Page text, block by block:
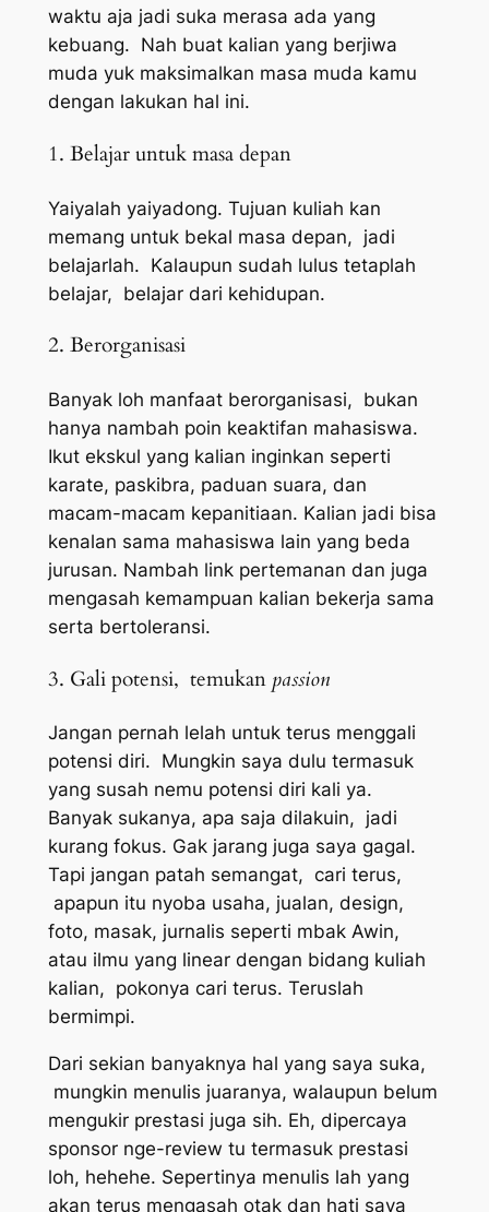
waktu aja jadi suka merasa ada yang
kebuang. Nah buat kalian yang berjiwa
muda yuk maksimalkan masa muda kamu
dengan lakukan hal ini.
1. Belajar untuk masa depan
Yaiyalah yaiyadong. Tujuan kuliah kan
memang untuk bekal masa depan, jadi
belajarlah. Kalaupun sudah lulus tetaplah
belajar, belajar dari kehidupan.
2. Berorganisasi
Banyak loh manfaat berorganisasi, bukan
hanya nambah poin keaktifan mahasiswa.
Ikut ekskul yang kalian inginkan seperti
karate, paskibra, paduan suara, dan
macam-macam kepanitiaan. Kalian jadi bisa
kenalan sama mahasiswa lain yang beda
jurusan. Nambah linkpertemanan dan juga
mengasah kemampuan kalian bekerja sama
serta bertoleransi.
3. Gali potensi, temukan passion
Jangan pernah lelah untuk terus menggali
potensi diri. Mungkin saya dulu termasuk
yang susah nemu potensi diri kali ya.
Banyak sukanya, apa saja dilakuin, jadi
kurang fokus. Gak jarang juga saya gagal.
Tapi jangan patah semangat, cari terus,
apapun itu nyoba usaha, jualan, design,
foto, masak, jurnalis seperti mbak Awin,
atau ilmu yang linear dengan bidang kuliah
kalian, pokonya cari terus. Teruslah
bermimpi.
Dari sekian banyaknya hal yang saya suka,
mungkin menulis juaranya, walaupun belum
mengukir prestasi juga sih. Eh, dipercaya
sponsor nge-review tu termasuk prestasi
loh, hehehe. Sepertinya menulis lah yang
akan terus mengasah otak dan hati saya